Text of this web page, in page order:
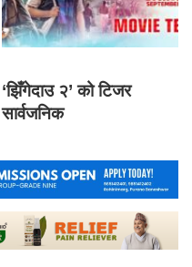
‘झिँगेदाउ २’ को टिजर
सार्वजनिक